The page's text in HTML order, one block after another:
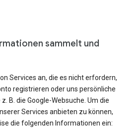
sammelt und
Services an, die es nicht erfordern,
registrieren oder uns persönliche
B. die Google-Websuche. Um die
Services anbieten zu können,
die folgenden Informationen ein: